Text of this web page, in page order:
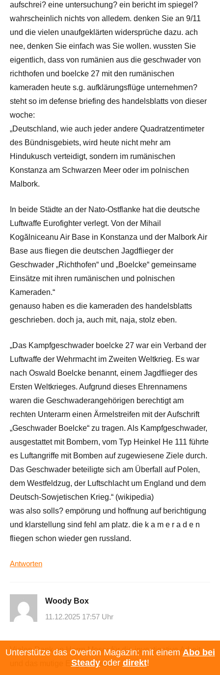
aufschrei? eine untersuchung? ein bericht im spiegel?
wahrscheinlich nichts von alledem. denken Sie an 9/11
und die vielen unaufgeklärten widersprüche dazu. ach
nee, denken Sie einfach was Sie wollen. wussten Sie
eigentlich, dass von rumänien aus die geschwader von
richthofen und boelcke 27 mit den rumänischen
kameraden heute s.g. aufklärungsflüge unternehmen?
steht so im defense briefing des handelsblatts von dieser
woche:
„Deutschland, wie auch jeder andere Quadratzentimeter
des Bündnisgebiets, wird heute nicht mehr am
Hindukusch verteidigt, sondern im rumänischen
Konstanza am Schwarzen Meer oder im polnischen
Malbork.
In beide Städte an der Nato-Ostflanke hat die deutsche
Luftwaffe Eurofighter verlegt. Von der Mihail
Kogălniceanu Air Base in Konstanza und der Malbork Air
Base aus fliegen die deutschen Jagdflieger der
Geschwader „Richthofen“ und „Boelcke“ gemeinsame
Einsätze mit ihren rumänischen und polnischen
Kameraden.“
genauso haben es die kameraden des handelsblatts
geschrieben. doch ja, auch mit, naja, stolz eben.
„Das Kampfgeschwader boelcke 27 war ein Verband der
Luftwaffe der Wehrmacht im Zweiten Weltkrieg. Es war
nach Oswald Boelcke benannt, einem Jagdflieger des
Ersten Weltkrieges. Aufgrund dieses Ehrennamens
waren die Geschwaderangehörigen berechtigt am
rechten Unterarm einen Ärmelstreifen mit der Aufschrift
„Geschwader Boelcke“ zu tragen. Als Kampfgeschwader,
ausgestattet mit Bombern, vom Typ Heinkel He 111 führte
es Luftangriffe mit Bomben auf zugewiesene Ziele durch.
Das Geschwader beteiligte sich am Überfall auf Polen,
dem Westfeldzug, der Luftschlacht um England und dem
Deutsch-Sowjetischen Krieg.“ (wikipedia)
was also solls? empörung und hoffnung auf berichtigung
und klarstellung sind fehl am platz. die k a m e r a d e n
fliegen schon wieder gen russland.
Antworten
Woody Box
11.12.2025 17:57 Uhr
Vielen Dank an Herrn Moser für die investigative Arbeit
und das mutige Engagement.
Unterstütze das Overton Magazin: mit einem Abo bei
Steadyoder direkt!